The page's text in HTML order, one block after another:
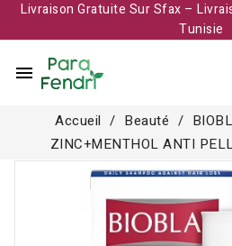
Livraison Gratuite Sur Sfax –
Tunisie​
menu
Accueil Beauté
ZINC+MENTHOL ANTI